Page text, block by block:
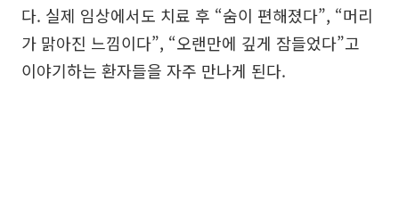
다. 실제 임상에서도 치료 후 “숨이 편해졌다”, “머리
가 맑아진 느낌이다”, “오랜만에 깊게 잠들었다”고
이야기하는 환자들을 자주 만나게 된다.